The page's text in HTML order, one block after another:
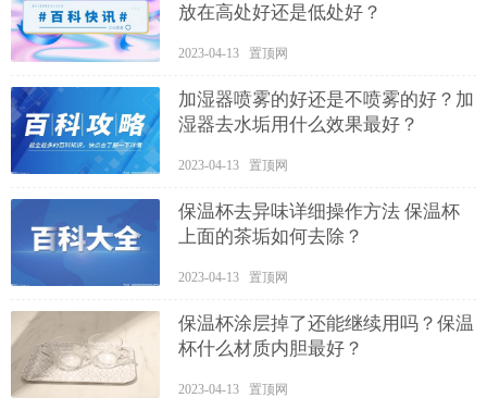
放在高处好还是低处好？
2023-04-13 置顶网
加湿器喷雾的好还是不喷雾的好？加
湿器去水垢用什么效果最好？
2023-04-13 置顶网
保温杯去异味详细操作方法 保温杯
上面的茶垢如何去除？
2023-04-13 置顶网
保温杯涂层掉了还能继续用吗？保温
杯什么材质内胆最好？
2023-04-13 置顶网